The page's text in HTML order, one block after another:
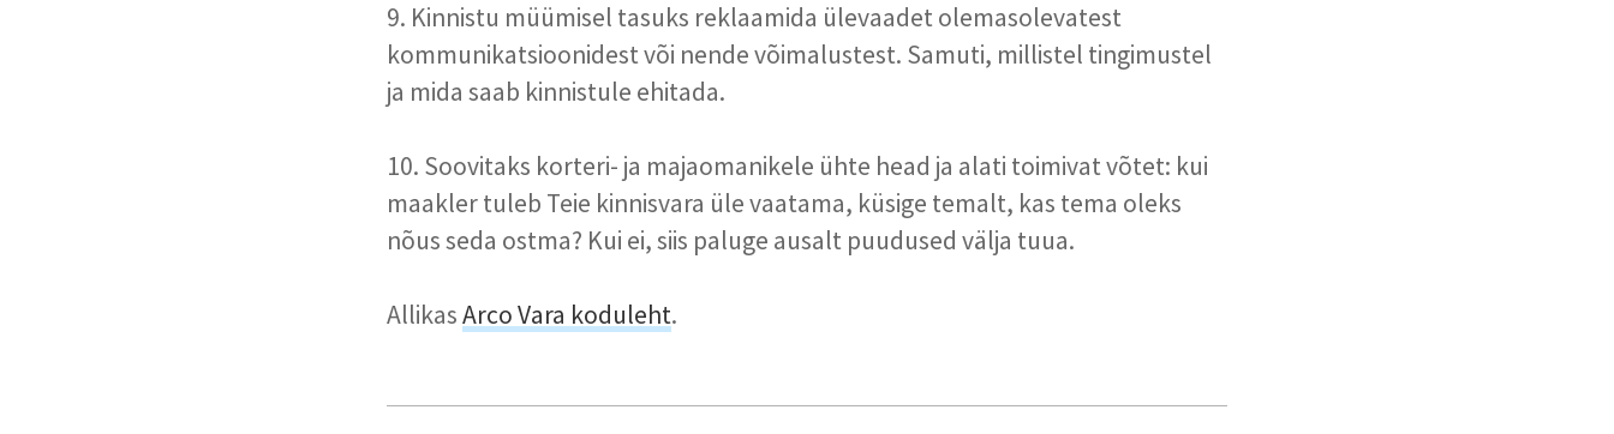
9. Kinnistu müümisel tasuks reklaamida ülevaadet olemasolevatest
kommunikatsioonidest või nende võimalustest. Samuti, millistel tingimustel
ja mida saab kinnistule ehitada.
10. Soovitaks korteri- ja majaomanikele ühte head ja alati toimivat võtet: kui
maakler tuleb Teie kinnisvara üle vaatama, küsige temalt, kas tema oleks
nõus seda ostma? Kui ei, siis paluge ausalt puudused välja tuua.
AllikasArco Vara koduleht.